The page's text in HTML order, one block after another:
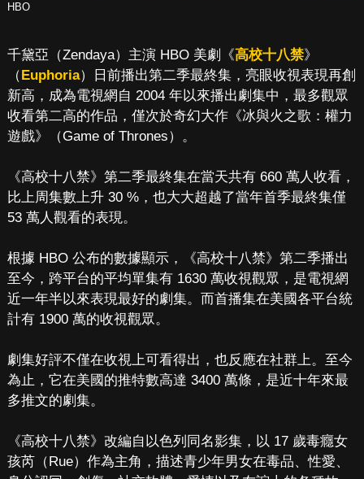
HBO
千黛亞（Zendaya）主演 HBO 美劇《高校十八禁》
（ Euphoria）日前播出第二季最終集，亮眼收視表現再創
新高，成為電視網自 2004 年以來播出劇集中，最多觀眾
收看第二高的作品，僅次於奇幻大作《冰與火之歌：權力
遊戲》（Game of Thrones）。
《高校十八禁》第二季最終集在當天共有 660 萬人收看，
比上周集數上升 30 %，也大大超越了當年首季最終集僅
53 萬人觀看的表現。
根據 HBO 公布的數據顯示，《高校十八禁》第二季播出
至今，跨平台的平均單集有 1630 萬收視觀眾，是電視網
近一年半以來表現最好的劇集。而首播集在美國各平台統
計有 1900 萬的收視觀眾。
劇集好評不僅在收視上可看得出，也反應在社群上。至今
為止，它在美國的推特數高達 3400 萬條，是近十年來最
多推文的劇集。
《高校十八禁》改編自以色列同名影集，以 17 歲毒癮女
孩芮（Rue）作為主角，描述青少年男女在毒品、性愛、